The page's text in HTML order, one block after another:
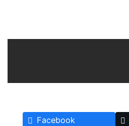
Facebook